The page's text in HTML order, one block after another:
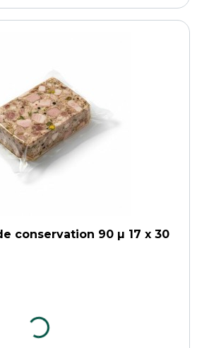
conservation 90 µ 17 x 30